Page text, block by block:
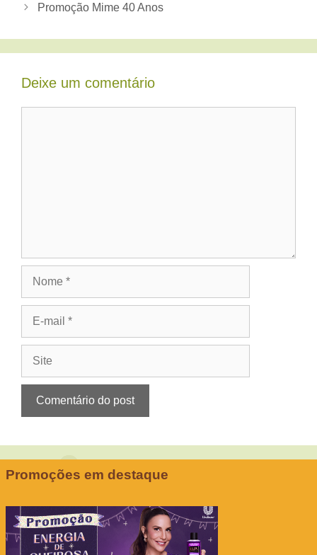
Promoção Mime 40 Anos
Deixe um comentário
Promoções em destaque